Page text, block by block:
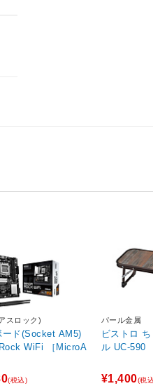
スロック)
ード(Socket AM5)
WiFi ［MicroA
(税込)
パール金属
ビストロ
ル UC-590
¥1,400(税